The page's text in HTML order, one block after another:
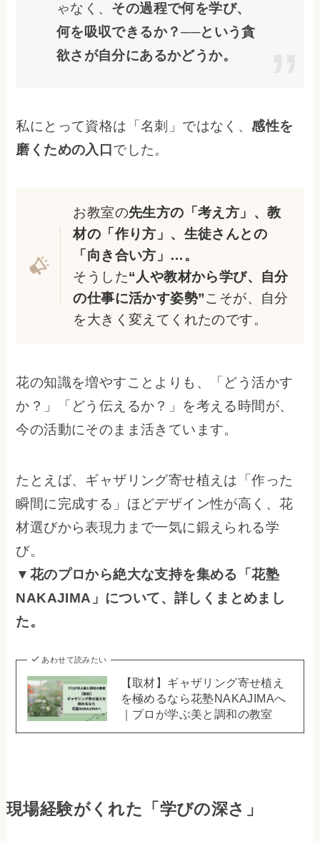
ゃなく、 その過程で何を学び、
何を吸収できるか？──という貪
欲さが自分にあるかどうか。
私にとって資格は「名刺」ではなく、感性を
磨くための入口 でした。
お教室の先生方の「考え方」、教
材の「作り方」、生徒さんとの
「向き合い方」…。
そうした“人や教材から学び、自分
の仕事に活かす姿勢”こそが、自分
を大きく変えてくれたのです。
花の知識を増やすことよりも、「どう活かす
か？」「どう伝えるか？」を考える時間が、
今の活動にそのまま活きています。
たとえば、ギャザリング寄せ植えは「作った
瞬間に完成する」ほどデザイン性が高く、花
材選びから表現力まで一気に鍛えられる学
び。
▼花のプロから絶大な支持を集める「花塾
NAKAJIMA」について、詳しくまとめまし
た。
あわせて読みたい
【取材】ギャザリング寄せ植え
を極めるなら花塾NAKAJIMAへ
｜プロが学ぶ美と調和の教室
現場経験がくれた「学びの深さ」